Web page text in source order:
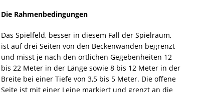
Die Rahmenbedingungen
Das Spielfeld, besser in diesem Fall der Spielraum,
ist auf drei Seiten von den Beckenwänden begrenzt
und misst je nach den örtlichen Gegebenheiten 12
bis 22 Meter in der Länge sowie 8 bis 12 Meter in der
Breite bei einer Tiefe von 3,5 bis 5 Meter. Die offene
Seite ist mit einer Leine markiert und grenzt an die